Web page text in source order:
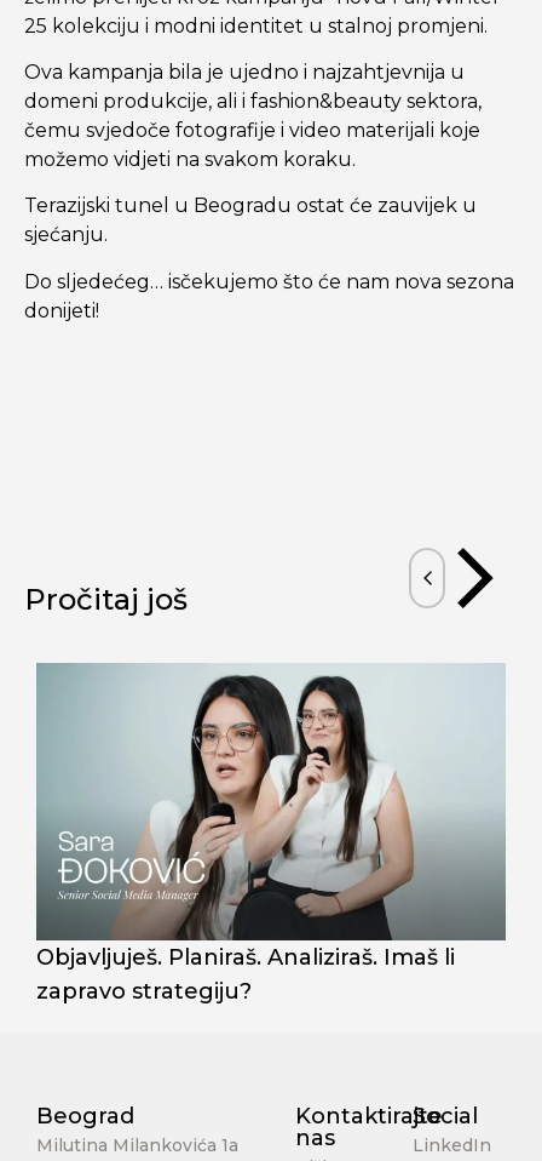
25 kolekciju i modni identitet u stalnoj promjeni.
Ova kampanja bila je ujedno i najzahtjevnija u
domeni produkcije, ali i fashion&beauty sektora,
čemu svjedoče fotografije i video materijali koje
možemo vidjeti na svakom koraku.
Terazijski tunel u Beogradu ostat će zauvijek u
sjećanju.
Do sljedećeg… isčekujemo što će nam nova sezona
donijeti!
Pročitaj još
Objavljuješ. Planiraš. Analiziraš. Imaš li
zapravo strategiju?
Beograd
Milutina Milankovića 1a
Kontaktirajte
nas
Social
LinkedIn